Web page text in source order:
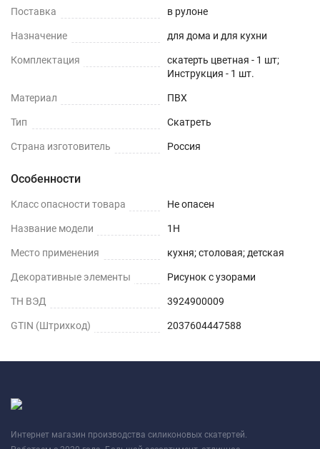
Поставка в рулоне
Назначение для дома и для кухни
Комплектация
скатерть цветная - 1 шт;
Инструкция - 1 шт.
Материал ПВХ
Тип Скатреть
Страна изготовитель Россия
Особенности
Класс опасности товара Не опасен
Название модели 1H
Место применения кухня; столовая; детская
Декоративные элементы Рисунок с узорами
ТН ВЭД 3924900009
GTIN (Штрихкод) 2037604447588
Интернет магазин производства силиконовых скатертей.